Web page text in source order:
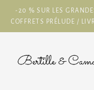
-20 % SUR LES
COFFRETS PRÉLUDE /